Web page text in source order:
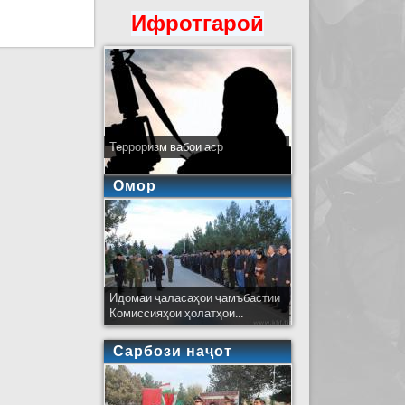
Ифротгароӣ
Терроризм вабои аср
Омор
Идомаи ҷаласаҳои ҷамъбастии
Комиссияҳои ҳолатҳои...
Сарбози наҷот